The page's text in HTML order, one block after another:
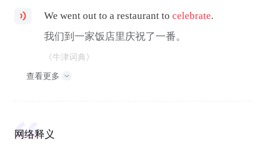
We went out to a restaurant tocelebrate.
我们到一家饭店里庆祝了一番。
《牛津词典》
查看更多
网络释义